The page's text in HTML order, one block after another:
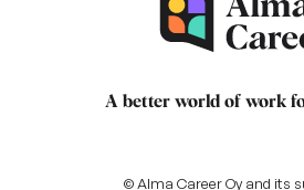
A better world of work
© Alma Career Oy and its